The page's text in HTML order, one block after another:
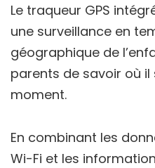
Le traqueur GPS
une surveillance en
géographique de
parents de savoir où
moment.
En combinant les
Wi-Fi et les